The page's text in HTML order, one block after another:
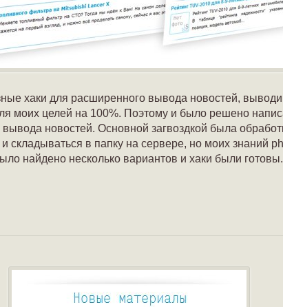
хаки для расширенного вывода новостей,
моих целей на 100%. Поэтому и было решено
вывода новостей. Основной загвоздкой была
в папку на сервере, но моих знаний
найдено несколько вариантов и хаки были